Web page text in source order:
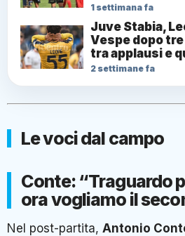
1 settimana fa
Juve Stabia,
Vespe dopo tre
tra applausi e
2 settimane fa
Le voci dal campo
Conte: “Traguardo
ora vogliamo il
Nel post-partita, Antonio